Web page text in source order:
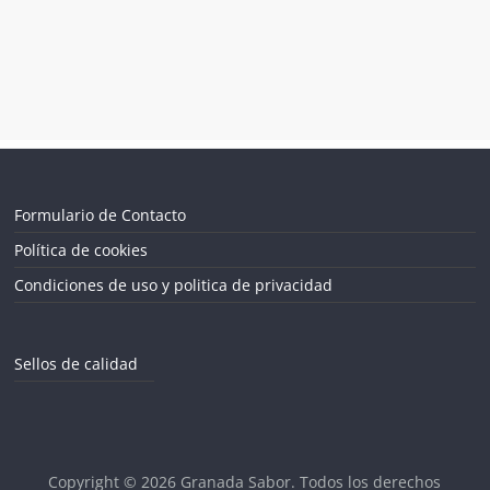
Formulario de Contacto
Política de cookies
Condiciones de uso y politica de privacidad
Sellos de calidad
Copyright © 2026 Granada Sabor. Todos los derechos